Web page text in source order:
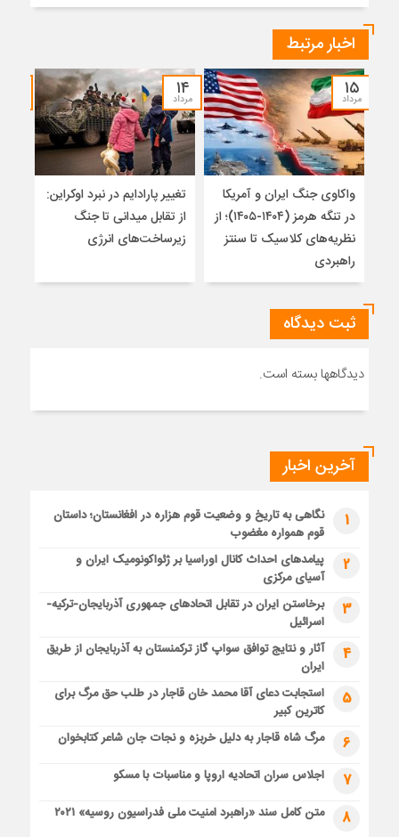
اخبار مرتبط
۱۵
مرداد
واکاوی جنگ ایران و آمریکا
در تنگه هرمز (۱۴۰۴-۱۴۰۵)؛ از
نظریه‌های کلاسیک تا سنتز
راهبردی
۱۴
مرداد
تغییر پارادایم در نبرد اوکراین:
از تقابل میدانی تا جنگ
زیرساخت‌های انرژی
ثبت دیدگاه
دیدگاهها بسته است.
آخرین اخبار
1
نگاهی به تاریخ و وضعیت قوم هزاره در افغانستان؛ داستان
قوم همواره مغضوب
2
پیامدهای احداث کانال اوراسیا بر ژئواکونومیک ایران و
آسیای مرکزی
3
برخاستن ایران در تقابل اتحادهای جمهوری آذربایجان-ترکیه-
اسرائیل
4
آثار و نتایج توافق سواپ گاز ترکمنستان به آذربایجان از طریق
ایران
5
استجابت دعای آقا محمد خان قاجار در طلب حق مرگ برای
کاترین کبیر
6 مرگ شاه قاجار به دلیل خربزه و نجات جان شاعر کتابخوان
7 اجلاس سران اتحادیه اروپا و مناسبات با مسکو
8 متن کامل سند «راهبرد امنیت ملی فدراسیون روسیه» ۲۰۲۱